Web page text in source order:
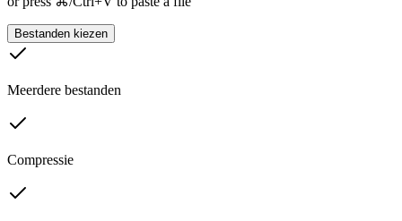
Bestanden kiezen
Meerdere bestanden
Compressie